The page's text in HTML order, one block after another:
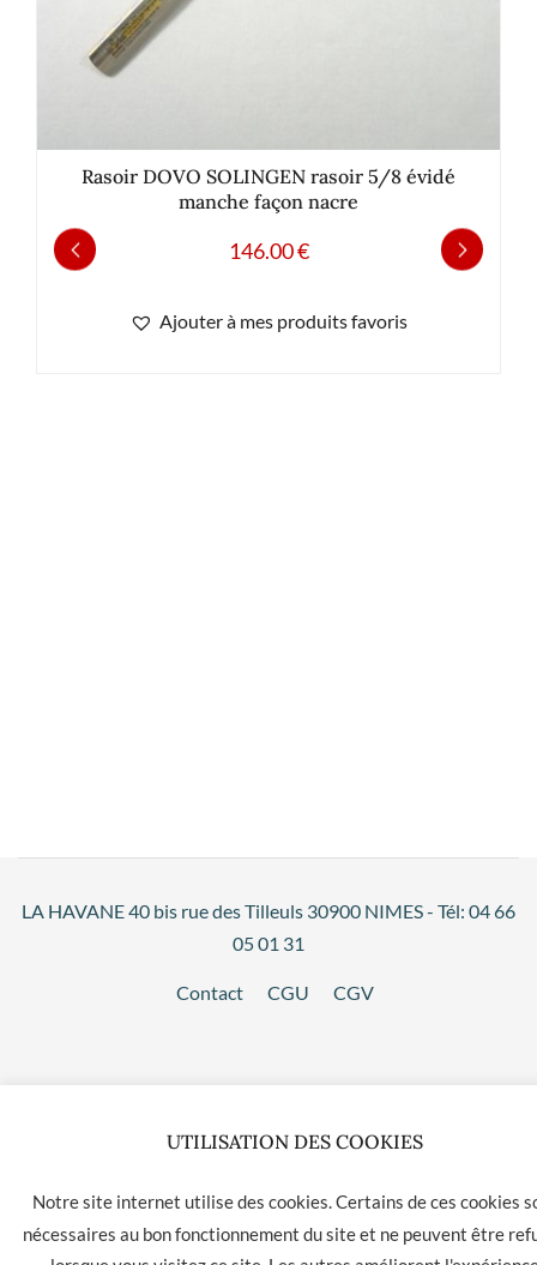
Rasoir DOVO SOLINGEN rasoir 5/8 évidé
manche façon nacre
146.00€
Ajouter à mes produits favoris
LA HAVANE 40 bis rue des Tilleuls 30900 NIMES - Tél: 04 66
05 01 31
Contact CGU CGV
UTILISATION DES COOKIES
Notre site internet utilise des cookies. Certains de ces cookies
nécessaires au bon fonctionnement du site et ne peuvent être